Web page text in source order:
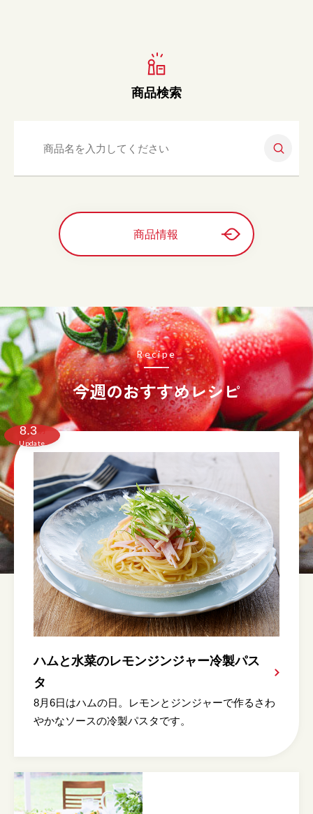
商品検索
商品情報
今週のおすすめレシピ
Recipe
8.3
Update
ハムと水菜のレモンジンジャー冷製パス
タ
8月6日はハムの日。レモンとジンジャーで作るさわ
やかなソースの冷製パスタです。